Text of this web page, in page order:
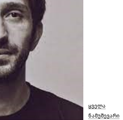
ყველა
ნამუშევარი